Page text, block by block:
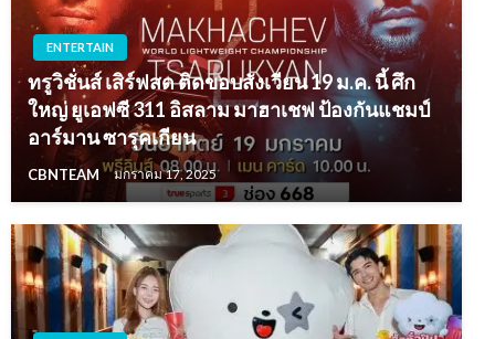
ENTERTAIN
ทรูวิชั่นส์ เสิร์ฟสด ติดขอบสังเวียน 19 ม.ค. นี้ ศึก
ใหญ่ ยูเอฟซี 311 อิสลาม มาฮาเชฟ ป้องกันแชมป์
อาร์มาน ซารุคเกียน
CBNTEAM มกราคม 17, 2025